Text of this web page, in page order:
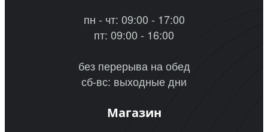
пн - чт: 09:00 - 17:00
пт: 09:00 - 16:00
без перерыва на обед
сб-вс: выходные дни
Магазин